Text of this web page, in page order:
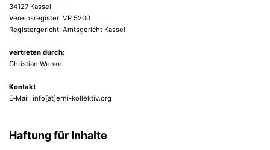
34127 Kassel
Vereinsregister: VR 5200
Registergericht: Amtsgericht Kassel
vertreten durch:
Christian Wenke
Kontakt
E‑Mail: info[at]erni-kollektiv.org
Haftung für Inhalte